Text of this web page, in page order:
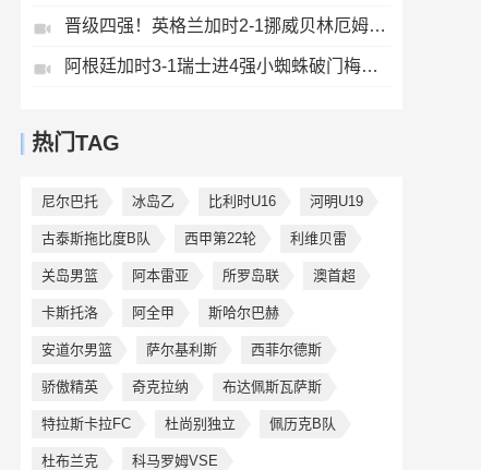
晋级四强！英格兰加时2-1挪威贝林厄姆连场双响谢尔德鲁普破门
阿根廷加时3-1瑞士进4强小蜘蛛破门梅西助攻麦卡恩博洛假摔染红
热门TAG
尼尔巴托 冰岛乙 比利时U16 河明U19
古泰斯拖比度B队 西甲第22轮 利维贝雷
关岛男篮 阿本雷亚 所罗岛联 澳首超
卡斯托洛 阿全甲 斯哈尔巴赫
安道尔男篮 萨尔基利斯 西菲尔德斯
骄傲精英 奇克拉纳 布达佩斯瓦萨斯
特拉斯卡拉FC 杜尚别独立 佩历克B队
杜布兰克 科马罗姆VSE